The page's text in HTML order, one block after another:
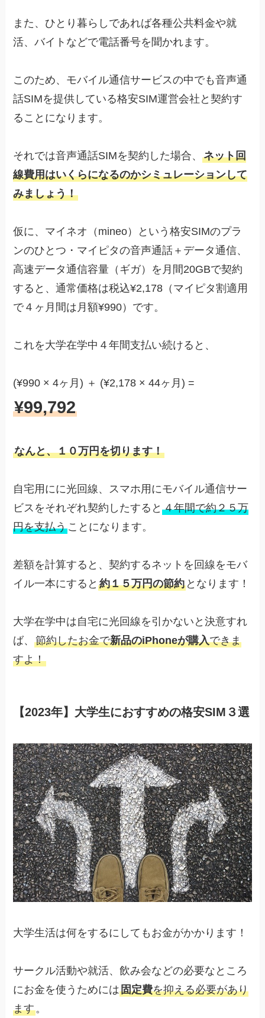
また、ひとり暮らしであれば各種公共料金や就
活、バイトなどで電話番号を聞かれます。
このため、モバイル通信サービスの中でも音声通
話SIMを提供している格安SIM運営会社と契約す
ることになります。
それでは音声通話SIMを契約した場合、ネット回
線費用はいくらになるのかシミュレーションして
みましょう！
仮に、マイネオ（mineo）という格安SIMのプラ
ンのひとつ・マイピタの音声通話＋データ通信、
高速データ通信容量（ギガ）を月間20GBで契約
すると、通常価格は税込¥2,178（マイピタ割適用
で４ヶ月間は月額¥990）です。
これを大学在学中４年間支払い続けると、
(¥990 × 4ヶ月) ＋ (¥2,178 × 44ヶ月) =
¥99,792
なんと、１０万円を切ります！
自宅用にに光回線、スマホ用にモバイル通信サー
ビスをそれぞれ契約したすると４年間で約２５万
円を支払うことになります。
差額を計算すると、契約するネットを回線をモバ
イル一本にすると約１５万円の節約 となります！
大学在学中は自宅に光回線を引かないと決意すれ
ば、節約したお金で新品のiPhoneが購入できま
すよ！
【2023年】大学生におすすめの格安SIM３選
大学生活は何をするにしてもお金がかかります！
サークル活動や就活、飲み会などの必要なところ
にお金を使うためには固定費を抑える必要があり
ます。